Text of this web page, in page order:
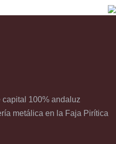
100% andaluz
metálica en la Faja Pirítica